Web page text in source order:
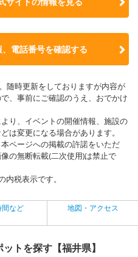
電話番号を確認する
随時更新をしておりますが内容が
、事前にご確認のうえ、おでかけ
り、イベントの開催情報、施設の
は変更になる場合があります。
ページへの掲載の許諾をいただ
の無断転載(二次使用)は禁止で
税表示です。
など 地図・アクセス
トを探す【福井県】